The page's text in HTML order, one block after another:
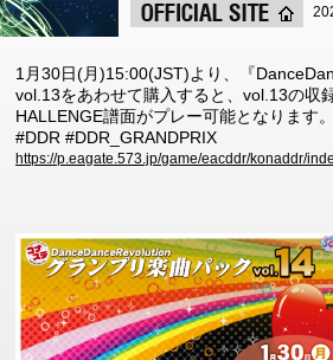
1月30日(月)15:00(JST)より、『
vol.13をあわせて購入すると、vol.13の収
HALLENGE譜面がプレー可能となります。
#DDR #DDR_GRANDPRIX
https://p.eagate.573.jp/game/eacddr/konaddr/